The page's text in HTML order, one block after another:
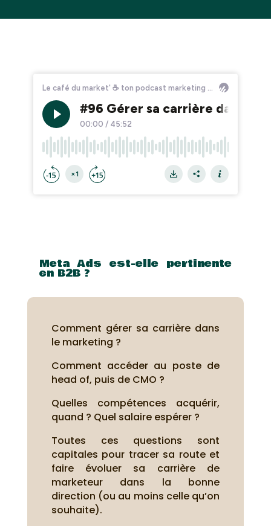
Meta Ads est-elle pertinente
en B2B ?
Comment gérer sa carrière dans
le marketing ?
Comment accéder au poste de
head of, puis de CMO ?
Quelles compétences acquérir,
quand ? Quel salaire espérer ?
Toutes ces questions sont
capitales pour tracer sa route et
faire évoluer sa carrière de
marketeur dans la bonne
direction (ou au moins celle qu’on
souhaite).